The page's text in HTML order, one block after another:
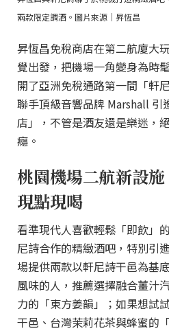
兩款限定調酒。圖片來源｜昇恆昌
昇恆昌免稅商店在第二航廈大
覺出發，把機場一角變身為時
開了亞洲免稅通路第一間「軒
聯手頂級音響品牌 Marshall 引
店」，不管是酒友還是樂迷，
癮。
桃園機場二航新設
現點現喝
看準現代人喜歡輕鬆「即飲」
尼詩合作的精緻酒吧，特別引
場提供兩款以軒尼詩干邑為基
風味的人，推薦選擇融合薑汁
力的「東方姜韻」；如果想試
干邑、台灣茉莉花茶與蜂蜜的